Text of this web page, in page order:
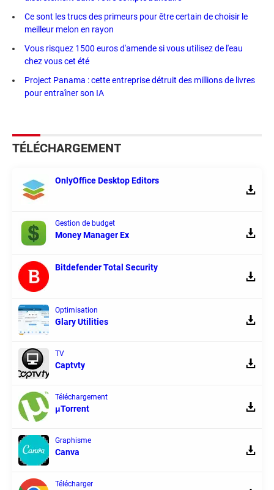
Ce sont les trucs des primeurs pour être certain de choisir le
meilleur melon en rayon
Vous risquez 1500 euros d'amende si vous utilisez de l'eau
chez vous cet été
Project Panama : cette entreprise détruit des millions de livres
pour entraîner son IA
TÉLÉCHARGEMENT
OnlyOffice Desktop Editors
Gestion de budget
Money Manager Ex
Bitdefender Total Security
Optimisation
Glary Utilities
TV
Captvty
Téléchargement
μTorrent
Graphisme
Canva
Télécharger